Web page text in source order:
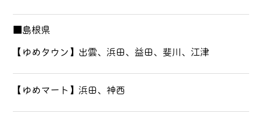
■島根県
【ゆめタウン】出雲、浜田、益田、斐川、江津
【ゆめマート】浜田、神西